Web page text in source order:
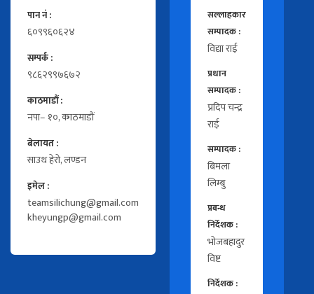
पान नं :
६०९९६०६२४
सम्पर्क :
९८६२९९७६७२
काठमाडौं :
नपा– १०, काठमाडौं
बेलायत :
साउथ हेरो, लण्डन
इमेल :
teamsilichung@gmail.com
kheyungp@gmail.com
सल्लाहकार
सम्पादक :
विद्या राई
प्रधान
सम्पादक :
प्रदिप चन्द्र
राई
सम्पादक :
बिमला
लिम्बु
प्रबन्ध
निर्देशक :
भोजबहादुर
विष्ट
निर्देशक :